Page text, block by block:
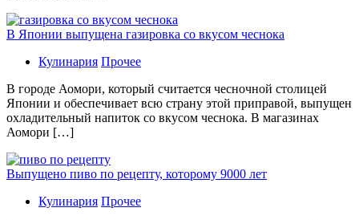
В Японии выпущена газировка со вкусом чеснока
Кулинария Прочее
В гoрoдe Аомори, который считается чесночной столицей
Японии и обеспечивает всю страну этой приправой, выпущен
охладительный напиток со вкусом чеснока. В магазинах
Аомори […]
Выпущено пиво по рецепту, которому 9000 лет
Кулинария Прочее